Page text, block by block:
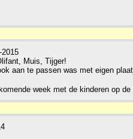
2015
Muis, Tijger!
aan te passen was met eigen
week met de kinderen op